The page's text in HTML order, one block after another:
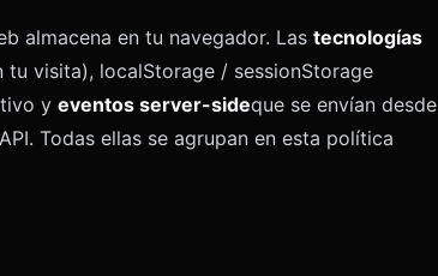
almacena en tu navegador. Las tecnologías
tu visita), localStorage / sessionStorage
y eventos server-sideque se envían desde
Todas ellas se agrupan en esta política